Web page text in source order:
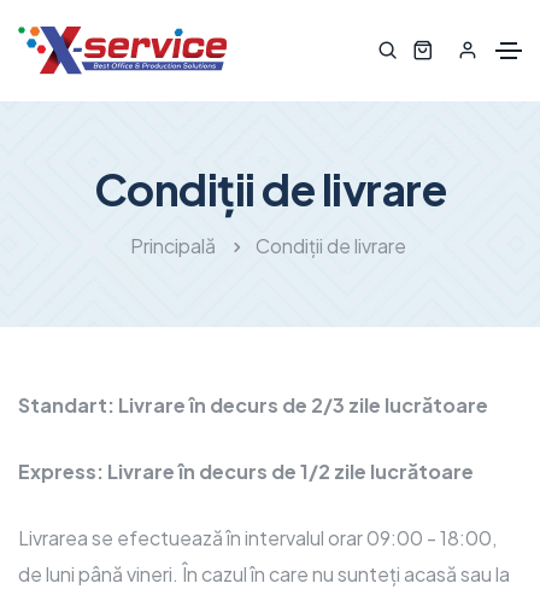
Condiții de livrare
Principală Condiții de livrare
Standart: Livrare în decurs de 2/3 zile lucrătoare
Express: Livrare în decurs de 1/2 zile lucrătoare
Livrarea se efectuează în intervalul orar 09:00 - 18:00,
de luni până vineri. În cazul în care nu sunteți acasă sau la